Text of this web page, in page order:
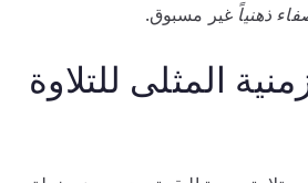
ذهنياً غير مسبوق.
المثلى للتلاوة